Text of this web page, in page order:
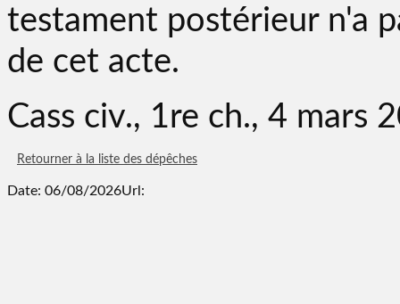
testament postérieur n'a
de cet acte.
Cass civ., 1re ch., 4 mars
Retourner à la liste des dépêches
Date: 06/08/2026Url: